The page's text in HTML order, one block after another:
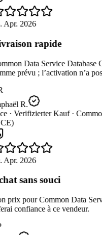
Apr. 2026
rapide
Data Service Database
prévu ; l’activation n’a
R.
· Verifizierter Kauf ·
Apr. 2026
sans souci
prix pour Common Data
confiance à ce vendeur.